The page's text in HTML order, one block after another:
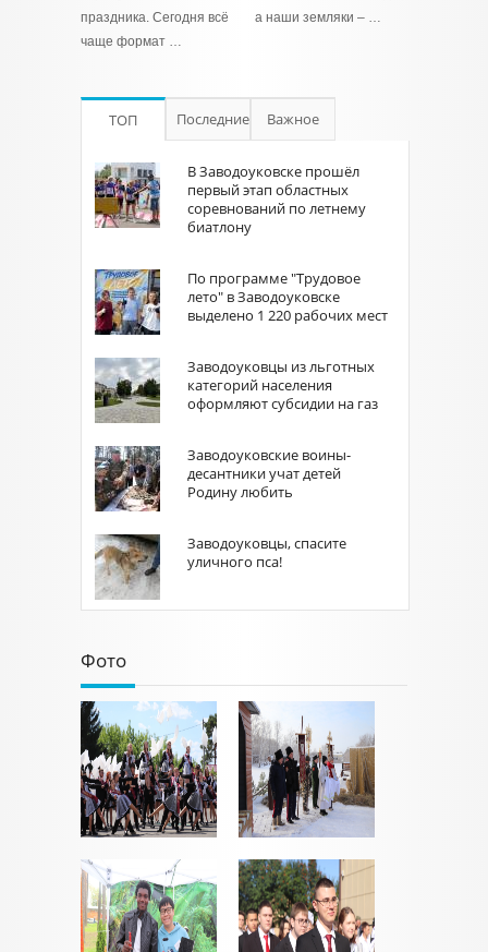
праздника. Сегодня всё
чаще формат …
а наши земляки – …
ТОП Последние Важное
В Заводоуковске прошёл
первый этап областных
соревнований по летнему
биатлону
По программе "Трудовое
лето" в Заводоуковске
выделено 1 220 рабочих мест
Заводоуковцы из льготных
категорий населения
оформляют субсидии на газ
Заводоуковские воины-
десантники учат детей
Родину любить
Заводоуковцы, спасите
уличного пса!
Фото